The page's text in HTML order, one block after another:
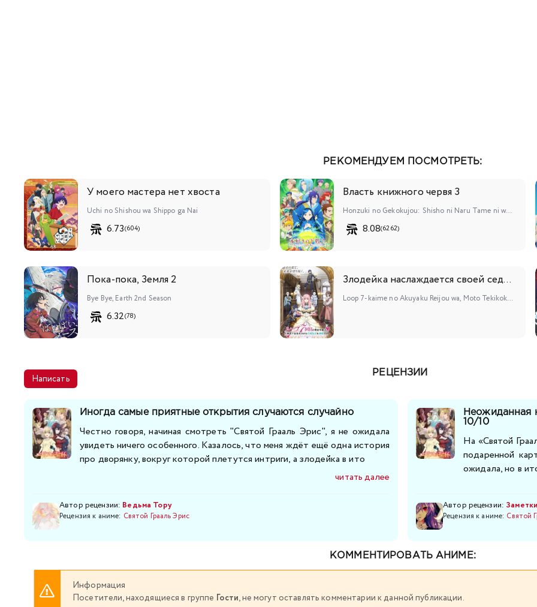
РЕКОМЕНДУЕМ ПОСМОТРЕТЬ:
У моего мастера нет хвоста
Uchi no Shishou wa Shippo ga Nai
6.73(604)
Власть книжного червя 3
Honzuki no Gekokujou: Shisho ni Naru Tame ni wa Shudan wo Erandeiraremasen 3rd Season
8.08(6262)
Пока-пока, Земля 2
Bye Bye, Earth 2nd Season
6.32(78)
Злодейка наслаждается своей седьмой жизнью в качестве свободолюбивой невесты во вражеской стране
Loop 7-kaime no Akuyaku Reijou wa, Moto Tekikoku de Jiyuu Kimama na Hanayome Seikatsu wo Mankitsu suru
Написать
РЕЦЕНЗИИ
Иногда самые приятные открытия случаются случайно
Честно говоря, начиная смотреть "Святой Грааль Эрис", я не ожидала
увидеть ничего особенного. Казалось, что меня ждёт ещё одна история
про дворянку, вокруг которой плетутся интриги, а злодейка в ито
читать далее
Автор рецензии: Ведьма Тору
Рецензия к аниме: Святой Грааль Эрис
Неожиданная
10/10
На «Святой
подаренной
ожидала, но в
Автор рецензии:
Рецензия к аниме: Святой
КОММЕНТИРОВАТЬ АНИМЕ:
Информация
Посетители, находящиеся в группе Гости, не могут оставлять комментарии к данной публикации.